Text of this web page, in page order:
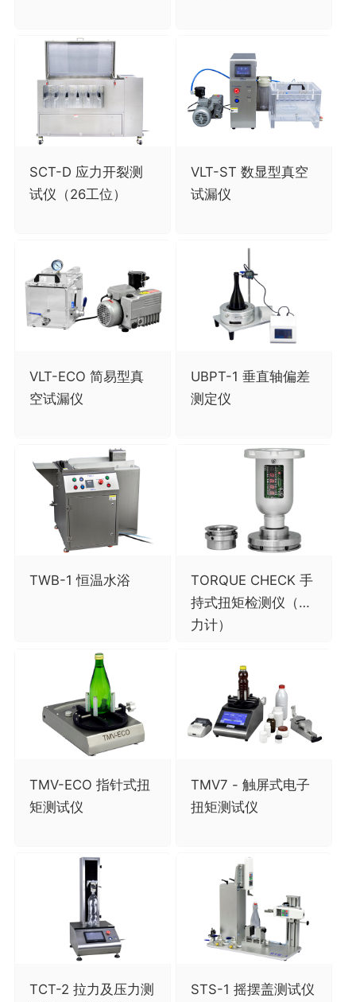
SCT-D 应力开裂测
试仪（26工位）
VLT-ST 数显型真空
试漏仪
VLT-ECO 简易型真
空试漏仪
UBPT-1 垂直轴偏差
测定仪
TWB-1 恒温水浴
TORQUE CHECK 手
持式扭矩检测仪（扭
力计）
TMV-ECO 指针式扭
矩测试仪
TMV7 - 触屏式电子
扭矩测试仪
TCT-2 拉力及压力测
STS-1 摇摆盖测试仪